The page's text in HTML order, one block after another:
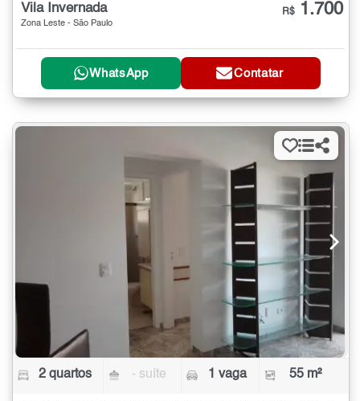
Vila Invernada
Zona Leste - São Paulo
R$ 1.700
WhatsApp Contatar
2 quartos - suíte 1 vaga 55 m²